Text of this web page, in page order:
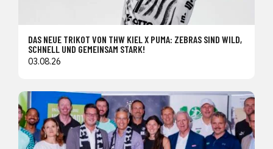
DAS NEUE TRIKOT VON THW KIEL X PUMA: ZEBRAS SIND WILD,
SCHNELL UND GEMEINSAM STARK!
03.08.26